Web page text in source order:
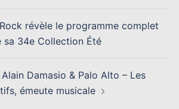
révèle le programme complet
sa 34e Collection Été
Damasio & Palo Alto – Les
émeute musicale